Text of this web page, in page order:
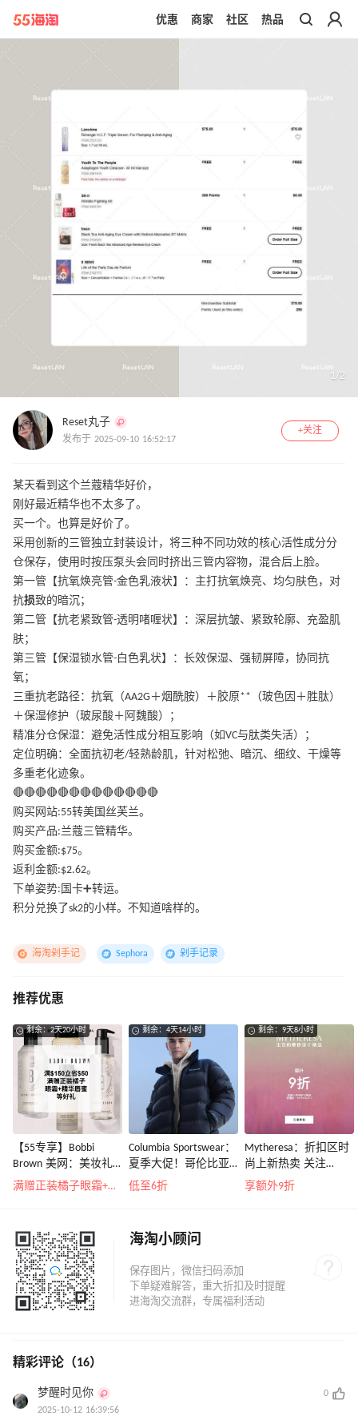
带你去官网买正品
优惠 商家 社区 热品
1/2
Reset丸子
发布于 2025-09-10 16:52:17
+关注
某天看到这个兰蔻精华好价，
刚好最近精华也不太多了。
买一个。也算是好价了。
采用创新的三管独立封装设计，将三种不同功效的核心活性成分分
仓保存，使用时按压泵头会同时挤出三管内容物，混合后上脸。
第一管【抗氧焕亮管-金色乳液状】：主打抗氧焕亮、均匀肤色，对
抗损致的暗沉；
第二管【抗老紧致管-透明啫喱状】：深层抗皱、紧致轮廓、充盈肌
肤；
第三管【保湿锁水管-白色乳状】：长效保湿、强韧屏障，协同抗
氧；
三重抗老路径：抗氧（AA2G＋烟酰胺）＋胶原**（玻色因＋胜肽）
＋保湿修护（玻尿酸＋阿魏酸）；
精准分仓保湿：避免活性成分相互影响（如VC与肽类失活）；
定位明确：全面抗初老/轻熟龄肌，针对松弛、暗沉、细纹、干燥等
多重老化迹象。
🔴🔴🔴🔴🔴🔴🔴🔴🔴🔴🔴🔴🔴
购买网站:55转美国丝芙兰。
购买产品:兰蔻三管精华。
购买金额:$75。
返利金额:$2.62。
下单姿势:国卡➕转运。
积分兑换了sk2的小样。不知道啥样的。
海淘剁手记 Sephora 剁手记录
推荐优惠
剩余：2天20小时
【55专享】Bobbi
Brown 美网：美妆礼
遇！满$150立省$50
满赠正装橘子眼霜+精华唇蜜等好礼
剩余：4天14小时
Columbia Sportswear：
夏季大促！哥伦比亚
运动热卖
低至6折
剩余：9天8小时
Mytheresa：折扣区时
尚上新热卖 关注
TOTEME、
享额外9折
海淘小顾问
精彩评论（16）
梦醒时见你
0
2025-10-12 16:39:56